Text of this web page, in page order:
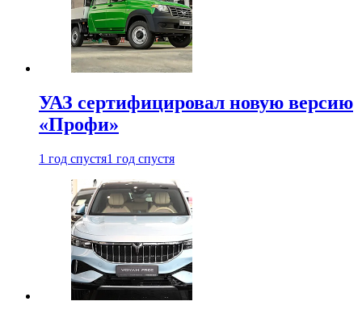
УАЗ сертифицировал новую версию
«Профи»
1 год спустя1 год спустя